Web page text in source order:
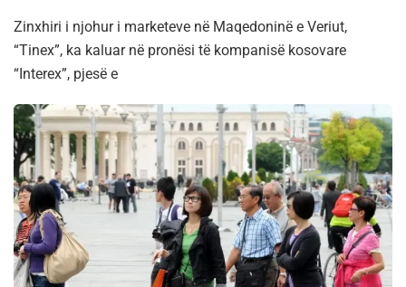
Zinxhiri i njohur i marketeve në Maqedoninë e Veriut,
“Tinex”, ka kaluar në pronësi të kompanisë kosovare
“Interex”, pjesë e